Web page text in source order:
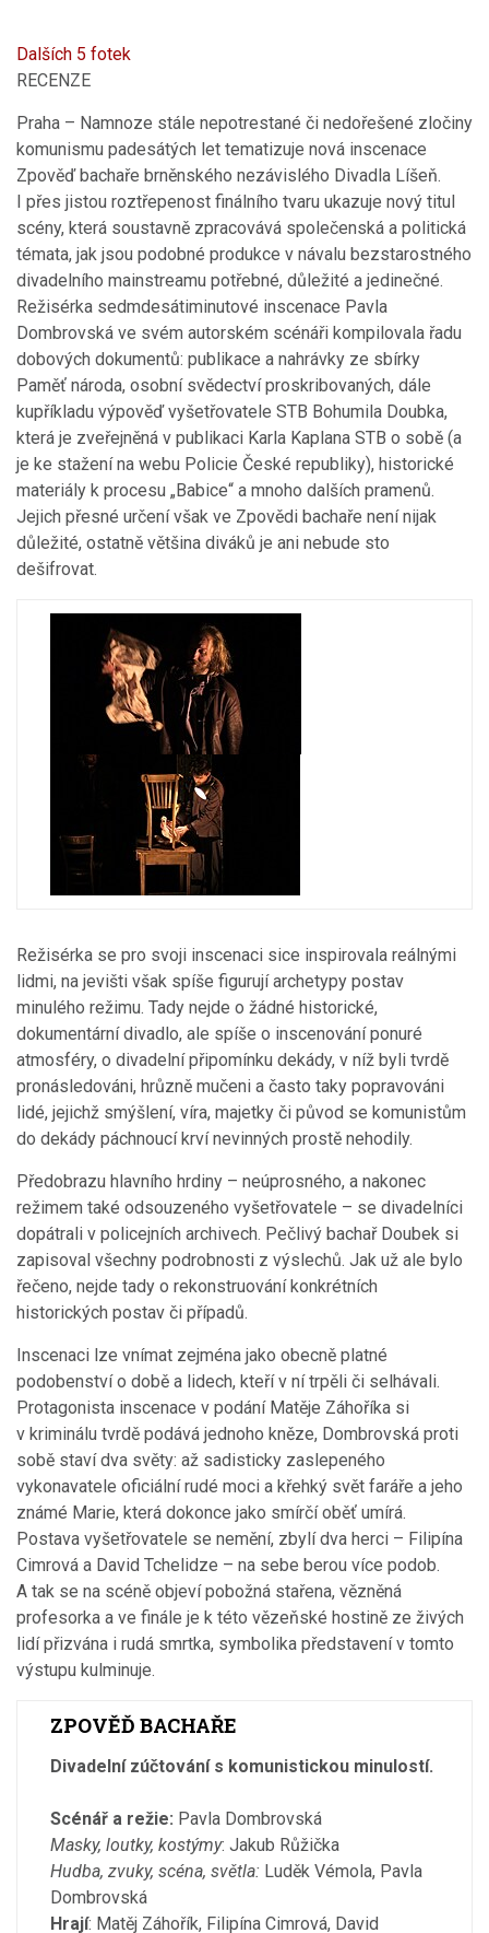
Dalších 5 fotek
RECENZE
Praha – Namnoze stále nepotrestané či nedořešené zločiny
komunismu padesátých let tematizuje nová inscenace
Zpověď bachaře brněnského nezávislého Divadla Líšeň.
I přes jistou roztřepenost finálního tvaru ukazuje nový titul
scény, která soustavně zpracovává společenská a politická
témata, jak jsou podobné produkce v návalu bezstarostného
divadelního mainstreamu potřebné, důležité a jedinečné.
Režisérka sedmdesátiminutové inscenace Pavla
Dombrovská ve svém autorském scénáři kompilovala řadu
dobových dokumentů: publikace a nahrávky ze sbírky
Paměť národa, osobní svědectví proskribovaných, dále
kupříkladu výpověď vyšetřovatele STB Bohumila Doubka,
která je zveřejněná v publikaci Karla Kaplana STB o sobě (a
je ke stažení na webu Policie České republiky), historické
materiály k procesu „Babice“ a mnoho dalších pramenů.
Jejich přesné určení však ve Zpovědi bachaře není nijak
důležité, ostatně většina diváků je ani nebude sto
dešifrovat.
Režisérka se pro svoji inscenaci sice inspirovala reálnými
lidmi, na jevišti však spíše figurují archetypy postav
minulého režimu. Tady nejde o žádné historické,
dokumentární divadlo, ale spíše o inscenování ponuré
atmosféry, o divadelní připomínku dekády, v níž byli tvrdě
pronásledováni, hrůzně mučeni a často taky popravováni
lidé, jejichž smýšlení, víra, majetky či původ se komunistům
do dekády páchnoucí krví nevinných prostě nehodily.
Předobrazu hlavního hrdiny – neúprosného, a nakonec
režimem také odsouzeného vyšetřovatele – se divadelníci
dopátrali v policejních archivech. Pečlivý bachař Doubek si
zapisoval všechny podrobnosti z výslechů. Jak už ale bylo
řečeno, nejde tady o rekonstruování konkrétních
historických postav či případů.
Inscenaci lze vnímat zejména jako obecně platné
podobenství o době a lidech, kteří v ní trpěli či selhávali.
Protagonista inscenace v podání Matěje Záhoříka si
v kriminálu tvrdě podává jednoho kněze, Dombrovská proti
sobě staví dva světy: až sadisticky zaslepeného
vykonavatele oficiální rudé moci a křehký svět faráře a jeho
známé Marie, která dokonce jako smírčí oběť umírá.
Postava vyšetřovatele se nemění, zbylí dva herci – Filipína
Cimrová a David Tchelidze – na sebe berou více podob.
A tak se na scéně objeví pobožná stařena, vězněná
profesorka a ve finále je k této vězeňské hostině ze živých
lidí přizvána i rudá smrtka, symbolika představení v tomto
výstupu kulminuje.
ZPOVĚĎ BACHAŘE
Divadelní zúčtování s komunistickou minulostí.
Scénář a režie: Pavla Dombrovská
Masky, loutky, kostýmy: Jakub Růžička
Hudba, zvuky, scéna, světla: Luděk Vémola, Pavla
Dombrovská
Hrají: Matěj Záhořík, Filipína Cimrová, David